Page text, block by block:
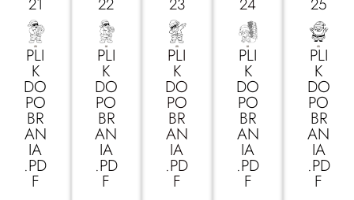
21
PLI
K
DO
PO
BR
AN
IA
.PD
F
22
PLI
K
DO
PO
BR
AN
IA
.PD
F
23
PLI
K
DO
PO
BR
AN
IA
.PD
F
24
PLI
K
DO
PO
BR
AN
IA
.PD
F
25
PLI
K
DO
PO
BR
AN
IA
.PD
F